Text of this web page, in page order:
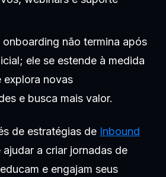
onboarding não termina após
ele se estende à medida
explora novas
e busca mais valor.
de estratégias de Inbound
ajudar a criar jornadas de
e engajam seus